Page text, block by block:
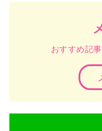
おすすめ記